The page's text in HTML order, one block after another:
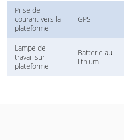
Prise de
courant vers la
plateforme
GPS
Lampe de
travail sur
plateforme
Batterie au
lithium